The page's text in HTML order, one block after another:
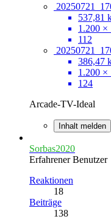
537,81
1.200 ×
112
386,47
1.200 ×
124
Arcade-TV-Ideal
Inhalt melden
Sorbas2020
Erfahrener Benutzer
Reaktionen
18
Beiträge
138